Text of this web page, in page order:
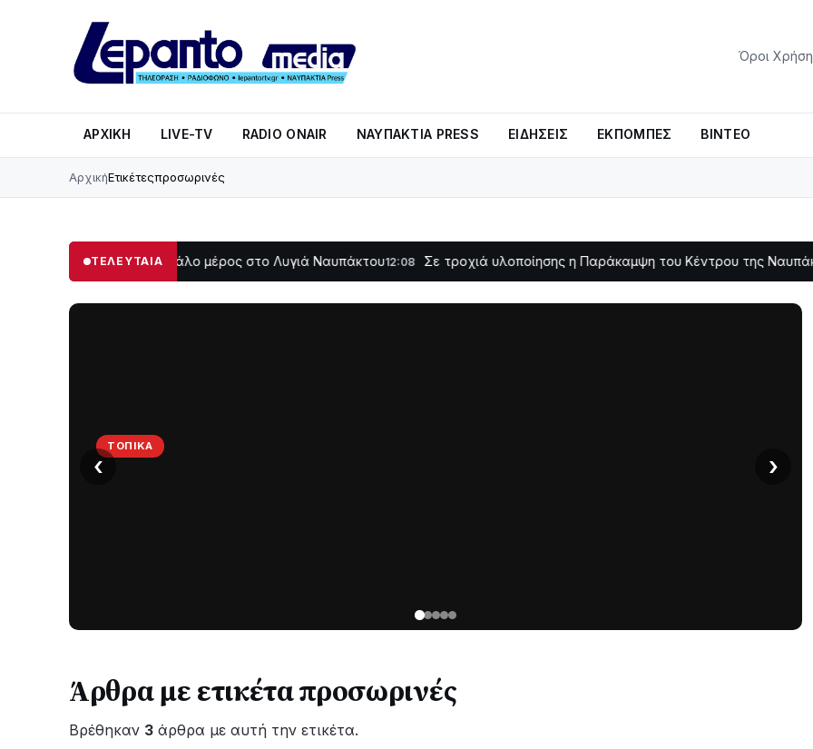
Όροι
ΑΡΧΙΚΉ LIVE-TV RADIO ONAIR ΝΑΥΠΑΚΤΊΑ PRESS ΕΙΔΉΣΕΙΣ ΕΚΠΟΜΠΈΣ ΒΊΝΤΕΟ
ΑρχικήΕτικέτεςπροσωρινές
ΤΕΛΕΥΤΑΙΑ
Στο σκοτάδι μεγάλο μέρος στο Λυγιά Ναυπάκτου12:08 Σε τροχιά υλοποίησης η Παράκαμψη του Κέντρου της Ναυπάκτου11:11
ΤΟΠΙΚΆ
Στο
Λυγιά
περιοχές
περίπου
ώρες
‹ ›
Άρθρα με ετικέτα προσωρινές
Βρέθηκαν 3 άρθρα με αυτή την ετικέτα.